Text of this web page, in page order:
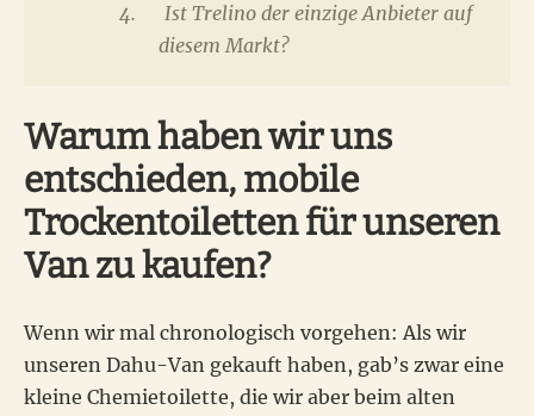
Ist Trelino der einzige Anbieter auf
diesem Markt?
Warum haben wir uns
entschieden, mobile
Trockentoiletten für unseren
Van zu kaufen?
Wenn wir mal chronologisch vorgehen: Als wir
unseren Dahu-Van gekauft haben, gab’s zwar eine
kleine Chemietoilette, die wir aber beim alten